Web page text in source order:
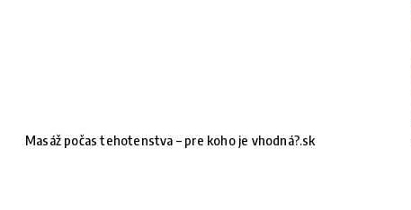
Masáž počas tehotenstva – pre koho je vhodná?.sk